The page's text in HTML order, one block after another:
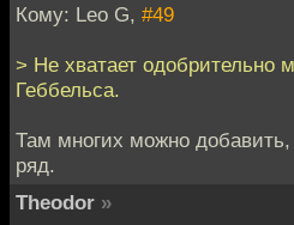
Кому: Leo G, #49
> Не хватает одобрительно
Геббельса.
Там многих можно
ряд.
Theodor »